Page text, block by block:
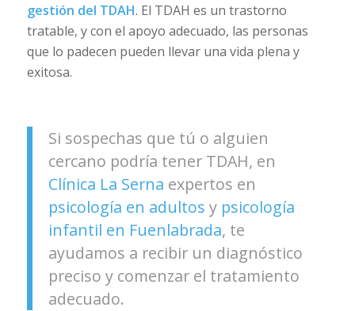
gestión del TDAH. El TDAH es un trastorno
tratable, y con el apoyo adecuado, las personas
que lo padecen pueden llevar una vida plena y
exitosa.
Si sospechas que tú o alguien
cercano podría tener TDAH, en
Clínica La Serna expertos en
psicología en adultos y psicología
infantil en Fuenlabrada, te
ayudamos a recibir un diagnóstico
preciso y comenzar el tratamiento
adecuado.